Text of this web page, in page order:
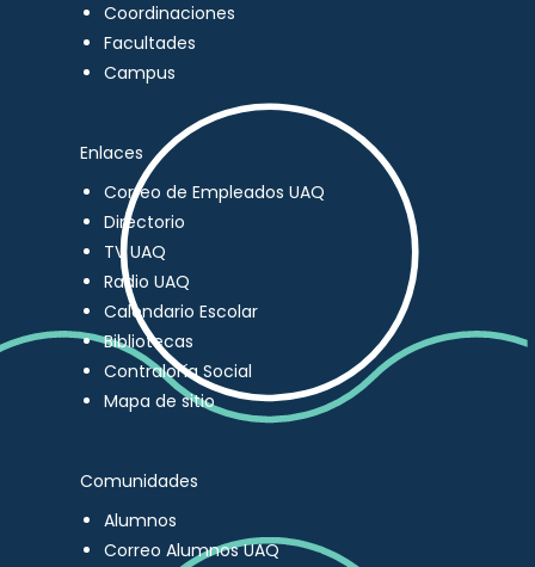
Coordinaciones
Facultades
Campus
Enlaces
Correo de Empleados UAQ
Directorio
TV UAQ
Radio UAQ
Calendario Escolar
Bibliotecas
Contraloría Social
Mapa de sitio
Comunidades
Alumnos
Correo Alumnos UAQ